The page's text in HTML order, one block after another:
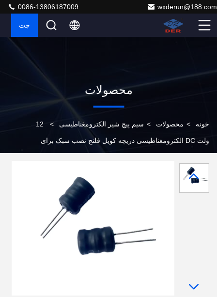
wxderun@188.com
0086-13806187009
چت
محصولات
خونه > محصولات > سیم پیچ شیر الکترومغناطیسی >
12
ولت DC الکترومغناطیسی دریچه کویل فلنج نصب سبک برای